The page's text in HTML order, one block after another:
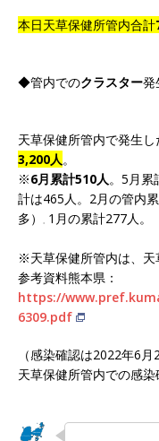
本日天草保健所管内合計
◆管内でのクラスター発
天草保健所管内で発生
3,200人。
※6月累計510人。5月累
計は465人。2月の管内
多）
。 1月の累計277人。
※天草保健所管内は、天
参考資料熊本県：
https://
6309.pdf
（感染確認は2022年6
天草保健所管内での感染